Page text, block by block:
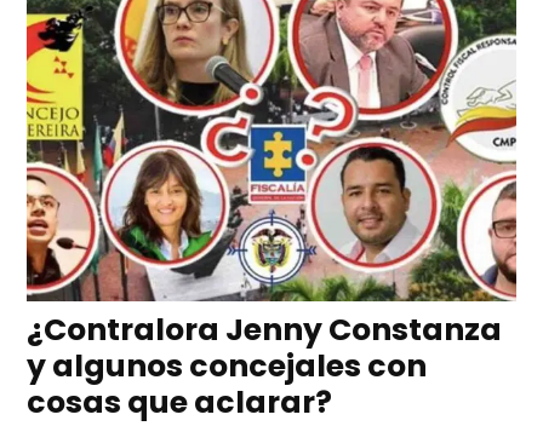
¿Contralora Jenny Constanza
y algunos concejales con
cosas que aclarar?